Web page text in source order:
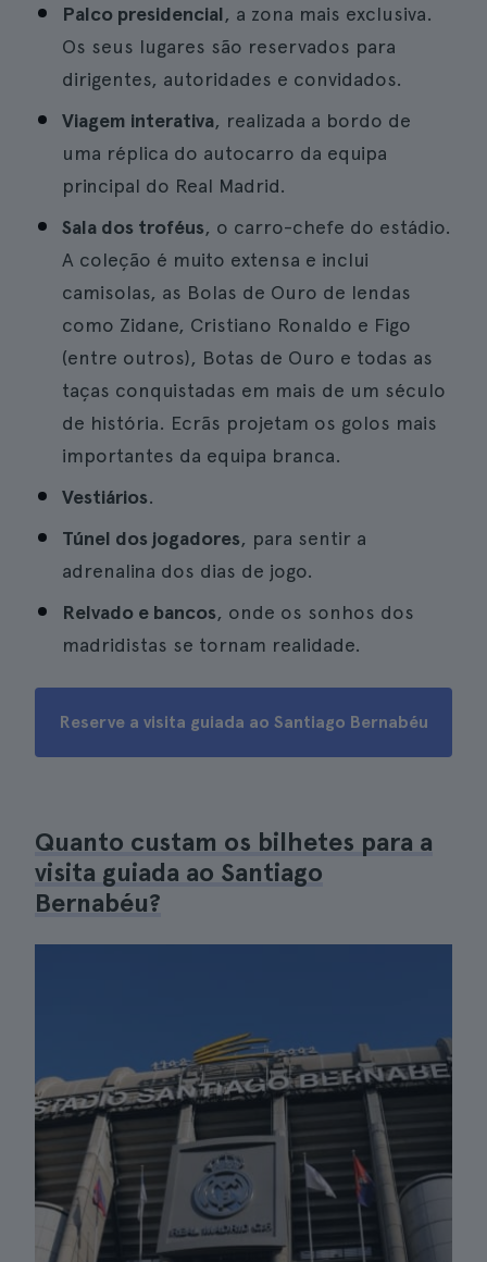
Palco presidencial, a zona mais exclusiva.
Os seus lugares são reservados para
dirigentes, autoridades e convidados.
Viagem interativa, realizada a bordo de
uma réplica do autocarro da equipa
principal do Real Madrid.
Sala dos troféus, o carro-chefe do estádio.
A coleção é muito extensa e inclui
camisolas, as Bolas de Ouro de lendas
como Zidane, Cristiano Ronaldo e Figo
(entre outros), Botas de Ouro e todas as
taças conquistadas em mais de um século
de história. Ecrãs projetam os golos mais
importantes da equipa branca.
Vestiários.
Túnel dos jogadores, para sentir a
adrenalina dos dias de jogo.
Relvado e bancos, onde os sonhos dos
madridistas se tornam realidade.
Reserve a visita guiada ao Santiago Bernabéu
Quanto custam os bilhetes para a
visita guiada ao Santiago
Bernabéu?